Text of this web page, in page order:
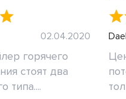
02.04.2020
горячего
стоят два
типа....